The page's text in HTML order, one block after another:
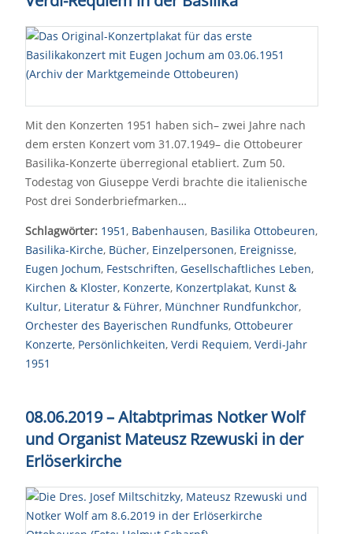
Mit den Konzerten 1951 haben sich– zwei Jahre nach
dem ersten Konzert vom 31.07.1949– die Ottobeurer
Basilika-Konzerte überregional etabliert. Zum 50.
Todestag von Giuseppe Verdi brachte die italienische
Post drei Sonderbriefmarken…
Schlagwörter: 1951, Babenhausen, Basilika Ottobeuren,
Basilika-Kirche, Bücher, Einzelpersonen, Ereignisse,
Eugen Jochum, Festschriften, Gesellschaftliches Leben,
Kirchen & Kloster, Konzerte, Konzertplakat, Kunst &
Kultur, Literatur & Führer, Münchner Rundfunkchor,
Orchester des Bayerischen Rundfunks, Ottobeurer
Konzerte, Persönlichkeiten, Verdi Requiem, Verdi-Jahr
1951
08.06.2019 – Altabtprimas Notker Wolf
und Organist Mateusz Rzewuski in der
Erlöserkirche